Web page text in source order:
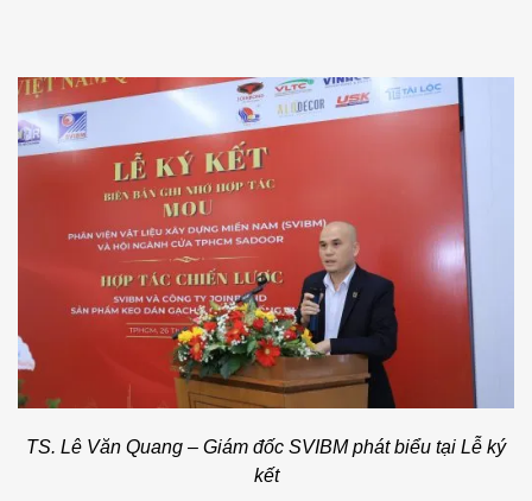
TS. Lê Văn Quang – Giám đốc SVIBM phát biểu tại Lễ ký
kết